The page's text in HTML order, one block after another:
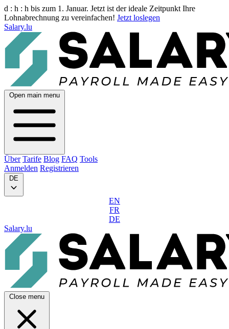
d : h : h bis zum 1. Januar. Jetzt ist der ideale Zeitpunkt Ihre
Lohnabrechnung zu vereinfachen! Jetzt loslegen
Salary.lu
Open main menu
Über Tarife Blog FAQ Tools
Anmelden Registrieren
DE
EN
FR
DE
Salary.lu
Close menu